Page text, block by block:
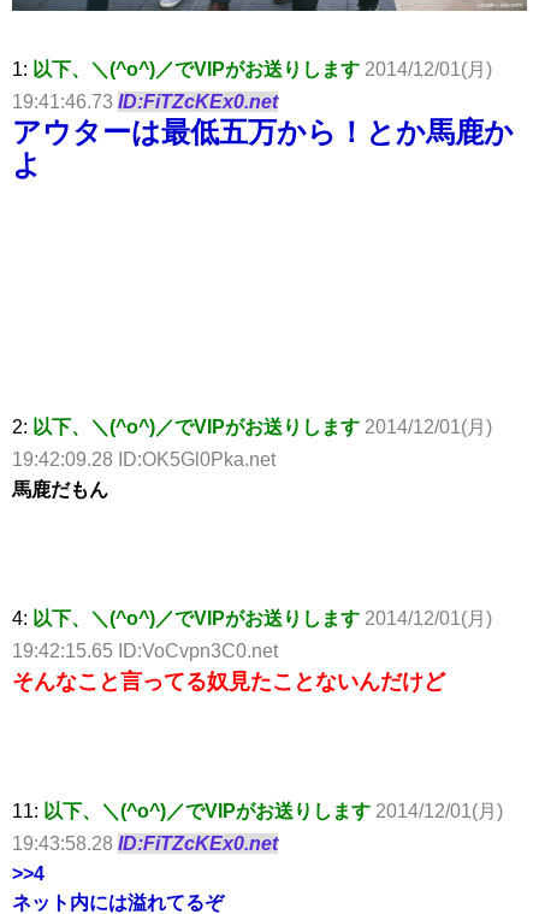
1: 以下、＼(^o^)／でVIPがお送りします 2014/12/01(月)
19:41:46.73 ID:FiTZcKEx0.net
アウターは最低五万から！とか馬鹿か
よ
2: 以下、＼(^o^)／でVIPがお送りします 2014/12/01(月)
19:42:09.28 ID:OK5Gl0Pka.net
馬鹿だもん
4: 以下、＼(^o^)／でVIPがお送りします 2014/12/01(月)
19:42:15.65 ID:VoCvpn3C0.net
そんなこと言ってる奴見たことないんだけど
11: 以下、＼(^o^)／でVIPがお送りします 2014/12/01(月)
19:43:58.28 ID:FiTZcKEx0.net
>>4
ネット内には溢れてるぞ